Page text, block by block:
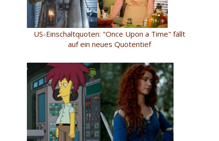
US-Einschaltquoten: "Once Upon a Time" fällt
auf ein neues Quotentief